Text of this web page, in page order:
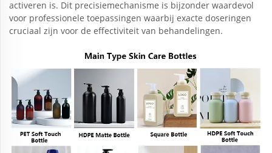
activeren is. Dit precisiemechanisme is bijzonder waardevol
voor professionele toepassingen waarbij exacte doseringen
cruciaal zijn voor de effectiviteit van behandelingen.